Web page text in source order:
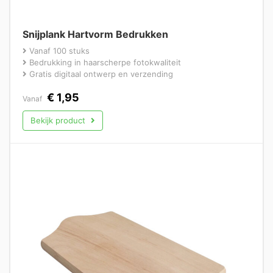
Snijplank Hartvorm Bedrukken
Vanaf 100 stuks
Bedrukking in haarscherpe fotokwaliteit
Gratis digitaal ontwerp en verzending
Vanaf € 1,95
Bekijk product